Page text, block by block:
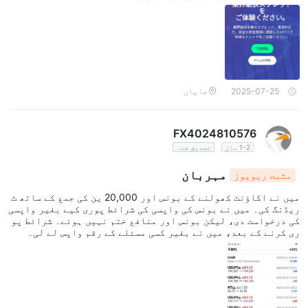
2025-07-25 جاپان
FX4024810576
1-2 سال تصدیق شدہ
مثبت ریویوز مہربان
میں نے اکاؤنٹ کھولنے کے بونس اور 20,000 ین کی جمع کے ساتھ ٹ
ریڈنگ کی۔ میں نے بونس کی واپسی کی شرائط پوری کیے بغیر واپسی
کی درخواست دی، لیکن بونس اور منافع ختم نہیں ہوئے۔ شرائط پو
ری کرنے کے بعد، میں نے بغیر کسی مسئلے کے رقم واپس لے لی۔